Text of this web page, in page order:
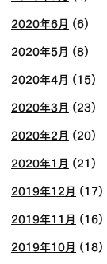
2020年6月 (6)
2020年5月 (8)
2020年4月 (15)
2020年3月 (23)
2020年2月 (20)
2020年1月 (21)
2019年12月 (17)
2019年11月 (16)
2019年10月 (18)